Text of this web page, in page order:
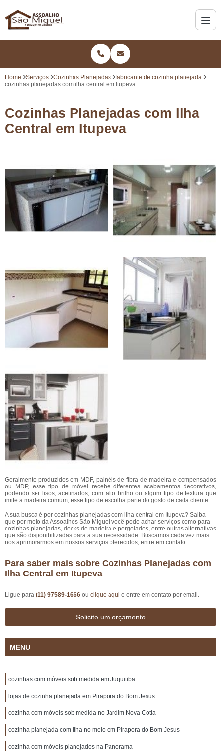
Home Serviços Cozinhas Planejadas
fabricante de cozinha planejada
cozinhas planejadas com ilha central em Itupeva
Cozinhas Planejadas com Ilha
Central em Itupeva
Geralmente produzidos em MDF, painéis de fibra de madeira e compensados
ou MDP, esse tipo de móvel recebe diferentes acabamentos decorativos,
podendo ser lisos, acetinados, com alto brilho ou algum tipo de textura que
imite a madeira comum, esse tipo de escolha parte do gosto de cada cliente.
A sua busca é por cozinhas planejadas com ilha central em Itupeva? Saiba
que por meio da Assoalhos São Miguel você pode achar serviços como para
cozinhas planejadas, decks de madeira e pergolados, entre outras alternativas
que são disponibilizadas para a sua necessidade. Buscamos cada vez mais
nos aprimorarmos em nossos serviços oferecidos, entre em contato.
Para saber mais sobre Cozinhas Planejadas com
Ilha Central em Itupeva
Ligue para (11) 97589-1666 ou clique aqui e entre em contato por email.
Solicite um orçamento
MENU
cozinhas com móveis sob medida em Juquitiba
lojas de cozinha planejada em Pirapora do Bom Jesus
cozinha com móveis sob medida no Jardim Nova Cotia
cozinha planejada com ilha no meio em Pirapora do Bom Jesus
cozinha com móveis planejados na Panorama